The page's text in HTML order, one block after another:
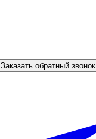
Заказать обратный звонок